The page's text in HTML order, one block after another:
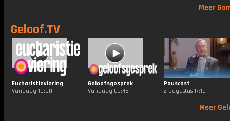
Meer
Geloof.TV
Eucharistieviering
Vandaag 10:00
Geloofsgesprek
Vandaag 09:45
Pauscast
2 augustus 17:10
Meer